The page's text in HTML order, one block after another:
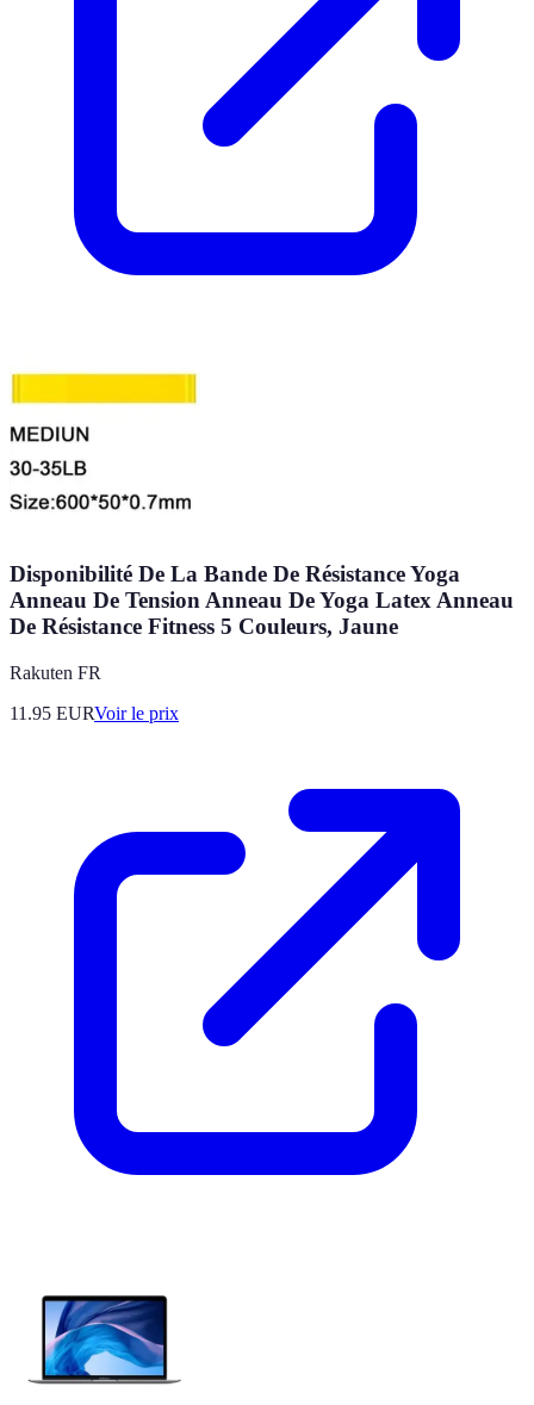
Disponibilité De La Bande De Résistance Yoga
Anneau De Tension Anneau De Yoga Latex Anneau
De Résistance Fitness 5 Couleurs, Jaune
Rakuten FR
11.95 EURVoir le prix